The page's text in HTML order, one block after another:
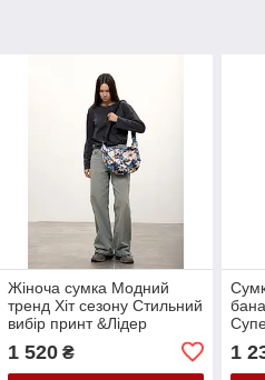
Жіноча сумка Модний
тренд Хіт сезону Стильний
вибір принт &Лідер
Супер пропозиція&Якість
1 520₴ 1